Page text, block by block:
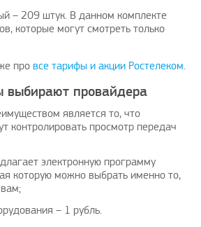
– 209 штук. В данном комплекте
которые могут смотреть только
про все тарифы и акции Ростелеком.
выбирают провайдера
является то, что
контролировать просмотр передач
электронную программу
которую можно выбрать именно то,
– 1 рубль.